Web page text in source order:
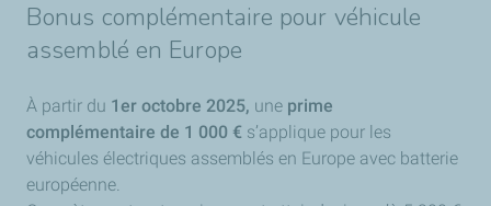
Bonus complémentaire pour véhicule
assemblé en Europe
À partir du 1er octobre 2025, une prime
complémentaire de 1 000 € s’applique pour les
véhicules électriques assemblés en Europe avec batterie
européenne.